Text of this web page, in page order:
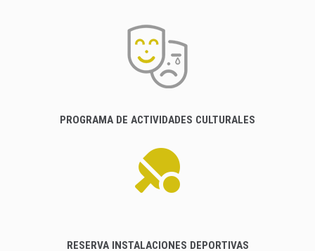
PROGRAMA DE ACTIVIDADES CULTURALES
RESERVA INSTALACIONES DEPORTIVAS